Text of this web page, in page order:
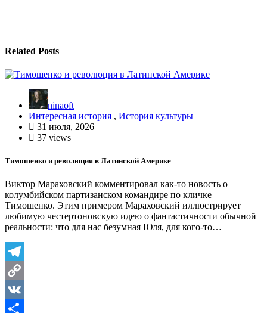
Related Posts
ninaoft
Интересная история , История культуры
31 июля, 2026
37 views
Тимошенко и революция в Латинской Америке
Виктор Мараховский комментировал как-то новость о
колумбийском партизанском командире по кличке
Тимошенко. Этим примером Мараховский иллюстрирует
любимую честертоновскую идею о фантастичности обычной
реальности: что для нас безумная Юля, для кого-то…
Telegram
Copy
Link
VK